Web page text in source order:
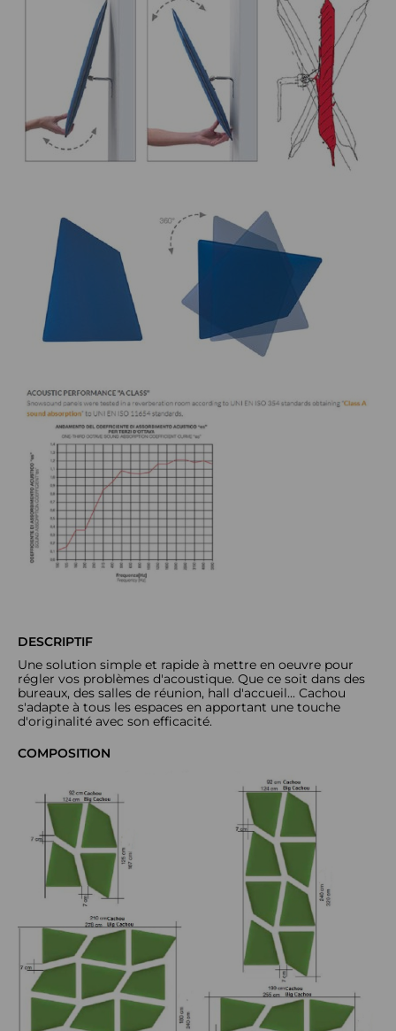
DESCRIPTIF
Une solution simple et rapide à mettre en oeuvre pour
régler vos problèmes d'acoustique. Que ce soit dans des
bureaux, des salles de réunion, hall d'accueil... Cachou
s'adapte à tous les espaces en apportant une touche
d'originalité avec son efficacité.
COMPOSITION